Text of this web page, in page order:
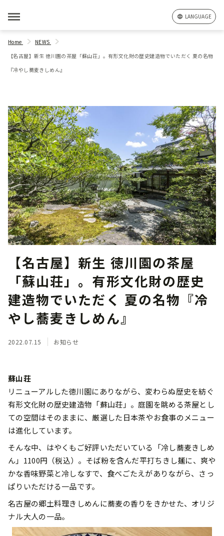
LANGUAGE
Home
NEWS
【名古屋】新生 徳川園の茶屋「蘇山荘」。有形文化財の歴史建造物でいただく 夏の名物
『冷やし蕎麦きしめん』
【名古屋】新生 徳川園の茶屋
「蘇山荘」。有形文化財の歴史
建造物でいただく 夏の名物『冷
やし蕎麦きしめん』
2022.07.15 お知らせ
蘇山荘
リニューアルした徳川園にありながら、変わらぬ歴史を紡ぐ
有形文化財の歴史建造物「蘇山荘」。庭園を眺める茶屋とし
ての空間はそのままに、厳選した日本茶やお食事のメニュー
は進化しています。
そんな中、はやくもご好評いただいている「冷し蕎麦きしめ
ん」1100円（税込）。そば粉を含んだ平打ちきし麺に、爽や
かな香味野菜と冷しなすで、食べごたえがありながら、さっ
ぱりいただける一品です。
名古屋の郷土料理きしめんに蕎麦の香りをきかせた、オリジ
ナル大人の一品。